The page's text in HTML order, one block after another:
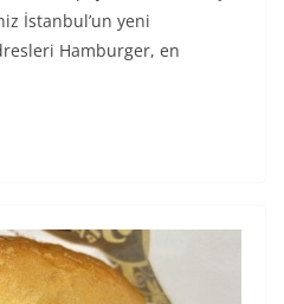
İstanbul’un yeni
Hamburger, en